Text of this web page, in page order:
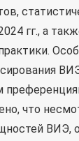
гг., а
что
ВИЭ,